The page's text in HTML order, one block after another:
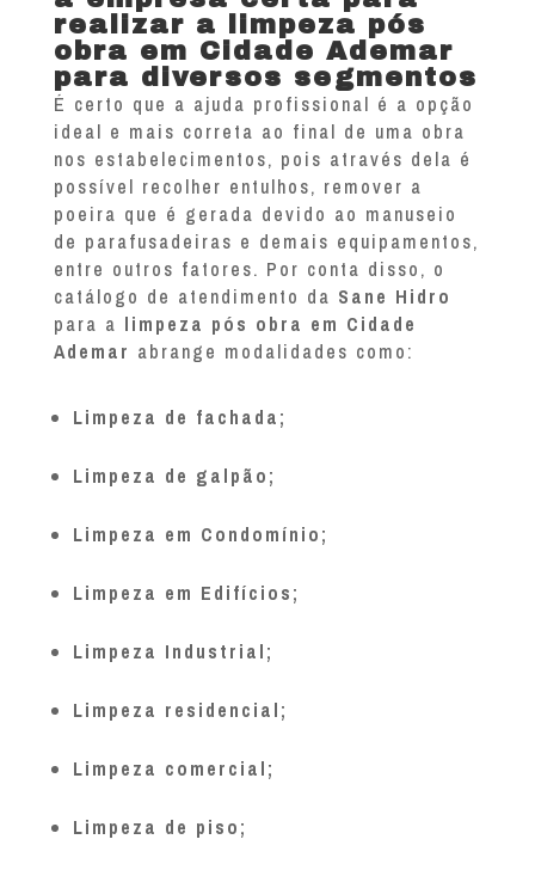
realizar a limpeza pós
obra em Cidade Ademar
para diversos segmentos
É certo que a ajuda profissional é a opção
ideal e mais correta ao final de uma obra
nos estabelecimentos, pois através dela é
possível recolher entulhos, remover a
poeira que é gerada devido ao manuseio
de parafusadeiras e demais equipamentos,
entre outros fatores. Por conta disso, o
catálogo de atendimento da Sane Hidro
para a limpeza pós obra em Cidade
Ademar abrange modalidades como:
Limpeza de fachada;
Limpeza de galpão;
Limpeza em Condomínio;
Limpeza em Edifícios;
Limpeza Industrial;
Limpeza residencial;
Limpeza comercial;
Limpeza de piso;